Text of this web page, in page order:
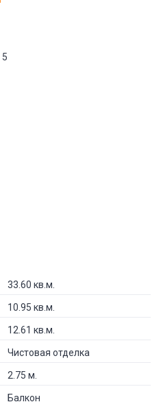
5
33.60 кв.м.
10.95 кв.м.
12.61 кв.м.
Чистовая отделка
2.75 м.
Балкон